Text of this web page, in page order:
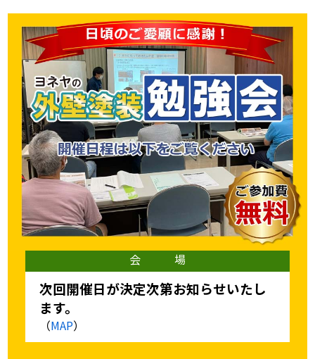
会 場
次回開催日が決定次第お知らせいたし
ます。
（MAP）